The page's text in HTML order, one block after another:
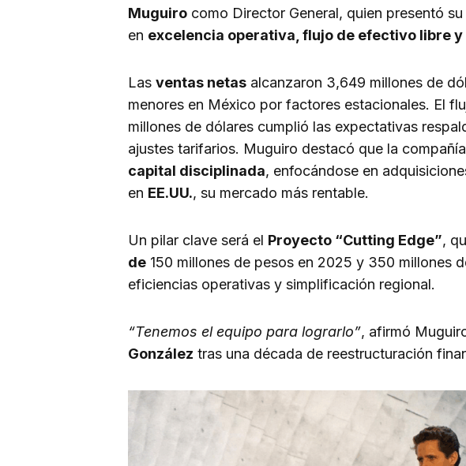
Muguiro como Director General, quien presentó
en excelencia operativa, flujo de efectivo libre
Las ventas netas alcanzaron 3,649 millones de
menores en México por factores estacionales. El
millones de dólares cumplió las expectativas
ajustes tarifarios. Muguiro destacó que la
capital disciplinada, enfocándose en
en EE.UU., su mercado más rentable.
Un pilar clave será el Proyecto “Cutting Edge”,
de 150 millones de pesos en 2025 y 350 millones
eficiencias operativas y simplificación regional.
“Tenemos el equipo para lograrlo”, afirmó
González tras una década de reestructuración